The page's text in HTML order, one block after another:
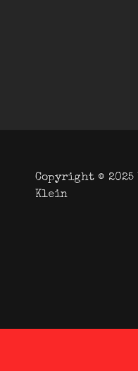
Copyright © 2025
Klein